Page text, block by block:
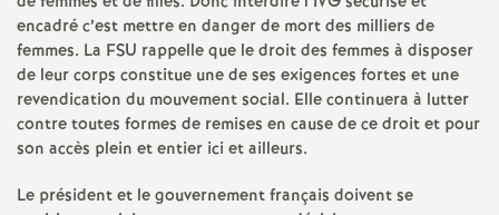
e
s
E
encadré c’est mettre en danger de mort des milliers de
femmes. La FSU rappelle que le droit des femmes à disposer
de leur corps constitue une de ses exigences fortes et une
revendication du mouvement social. Elle continuera à lutter
contre toutes formes de remises en cause de ce droit et pour
son accès plein et entier ici et ailleurs.
Le président et le gouvernement français doivent se